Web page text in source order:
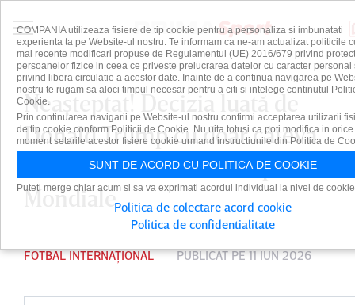
Neaşteptat! Decizia luată de
Donald Trump cu doar câteva
ore înainte de startul Cupei
Mondiale
FOTBAL INTERNAȚIONAL PUBLICAT PE 11 IUN 2026
COMPANIA utilizeaza fisiere de tip cookie pentru a personaliza si imbunatati
experienta ta pe Website-ul nostru. Te informam ca ne-am actualizat politicile
mai recente modificari propuse de Regulamentul (UE) 2016/679 privind
persoanelor fizice in ceea ce priveste prelucrarea datelor cu caracter personal
privind libera circulatie a acestor date. Inainte de a continua navigarea pe
nostru te rugam sa aloci timpul necesar pentru a citi si intelege continutul
Cookie.
Prin continuarea navigarii pe Website-ul nostru confirmi acceptarea utilizarii
de tip cookie conform Politicii de Cookie. Nu uita totusi ca poti modifica in orice
moment setarile acestor fisiere cookie urmand instructiunile din Politica de
SUNT DE ACORD CU POLITICA DE COOKIE
Puteti merge chiar acum si sa va exprimati acordul individual la nivel de
Politica de colectare acord cookie
Politica de confidentialitate